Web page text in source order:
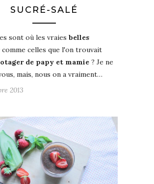
SUCRÉ-SALÉ
sont où les vraies belles
comme celles que l'on trouvait
de papy et mamie ? Je ne
mais, nous on a vraiment…
2013